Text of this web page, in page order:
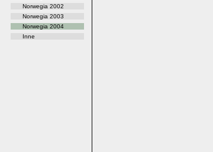
Norwegia 2002
Norwegia 2003
Norwegia 2004
Inne